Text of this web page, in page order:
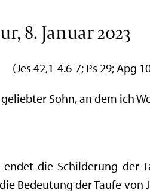
8. Januar 2023
(Jes 42,1-4.6-7; Ps 29; Apg
Sohn, an dem ich
die Schilderung der
Bedeutung der Taufe